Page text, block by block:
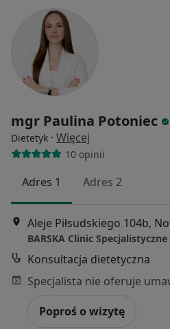
mgr Paulina Potoniec
Dietetyk · Więcej
10 opinii
Adres 1 Adres 2
Aleje Piłsudskiego 104b,
BARSKA Clinic
Konsultacja dietetyczna
Poproś o wizytę